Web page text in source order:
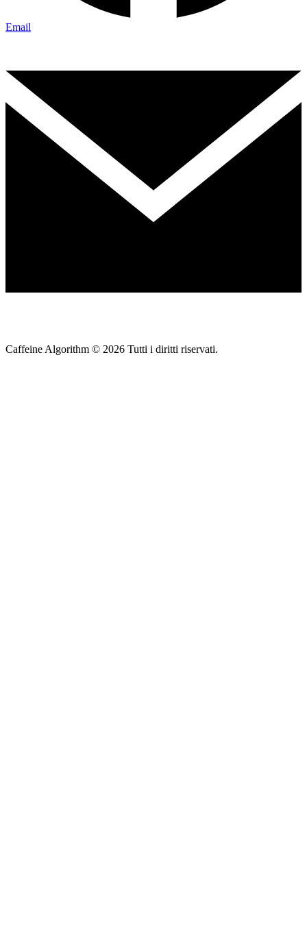
Email
Caffeine Algorithm © 2026 Tutti i diritti riservati.